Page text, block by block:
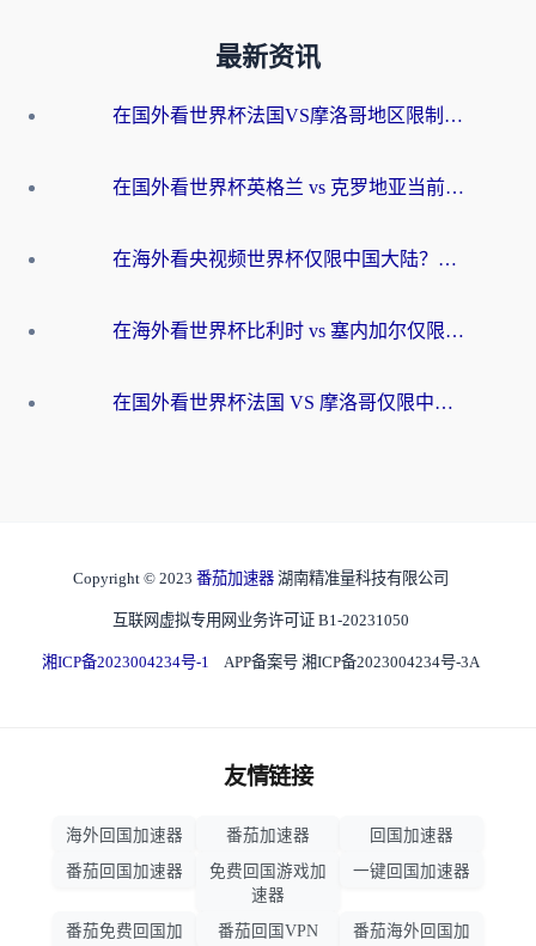
最新资讯
在国外看世界杯法国VS摩洛哥地区限制？这篇指南让你流畅看中文解说无压力
在国外看世界杯英格兰 vs 克罗地亚当前地区不可播放？这篇指南帮你搞定所有海外观赛难题
在海外看央视频世界杯仅限中国大陆？这篇指南帮你解锁中文解说+无卡顿直播
在海外看世界杯比利时 vs 塞内加尔仅限中国大陆？我找到了最流畅的中文解说之路
在国外看世界杯法国 VS 摩洛哥仅限中国大陆？海外党这样看中文解说赛事不卡顿
Copyright © 2023 番茄加速器 湖南精准量科技有限公司
互联网虚拟专用网业务许可证 B1-20231050
湘ICP备2023004234号-1 APP备案号 湘ICP备2023004234号-3A
友情链接
海外回国加速器 番茄加速器
回国加速器
番茄回国加速器
免费回国游戏加
速器
一键回国加速器
番茄免费回国加 番茄回国VPN 番茄海外回国加